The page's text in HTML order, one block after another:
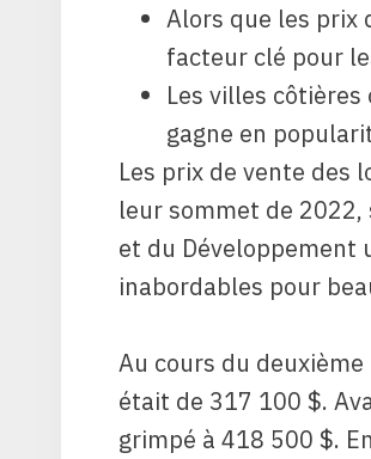
Alors que les prix
facteur clé pour
Les villes
gagne en
Les prix de vente des
leur sommet de
et du Développement
inabordables pour
Au cours du
était de 317 100 $.
grimpé à 418 500 $.